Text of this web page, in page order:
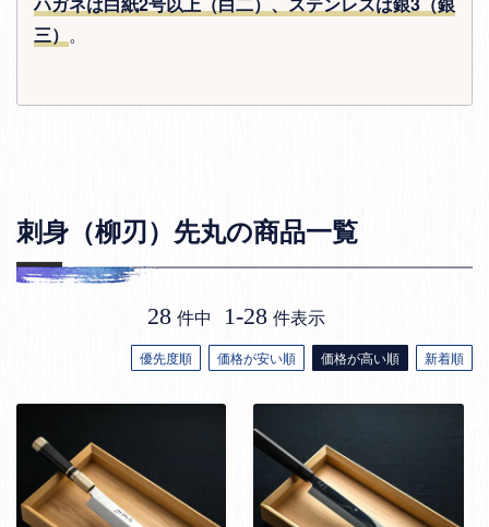
三） 。
刺身（柳刃）先丸の商品一覧
優先度順 価格が安い順 価格が高い順 新着順
28 件中 1-28 件表示